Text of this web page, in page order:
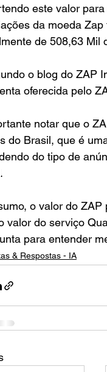
este valor
da moeda
de 508,63 Mil
o blog do ZAP
oferecida pelo
notar que o
do Brasil, que é
do tipo de
o valor do
valor do serviço
para entender
& Respostas - IA